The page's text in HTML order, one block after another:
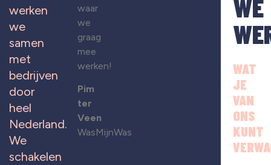
werken
we
samen
met
bedrijven
door
heel
Nederland.
We
schakelen
waar
we
graag
mee
werken!
Pim
ter
Veen
WasMijnWas
WE
WAT
JE
VAN
ONS
KUNT